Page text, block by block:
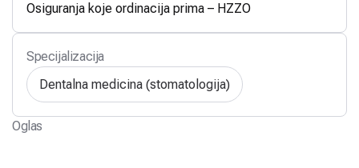
Osiguranja koje ordinacija prima – HZZO
Specijalizacija
Dentalna medicina (stomatologija)
Oglas